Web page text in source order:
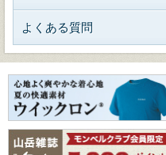
よくある質問